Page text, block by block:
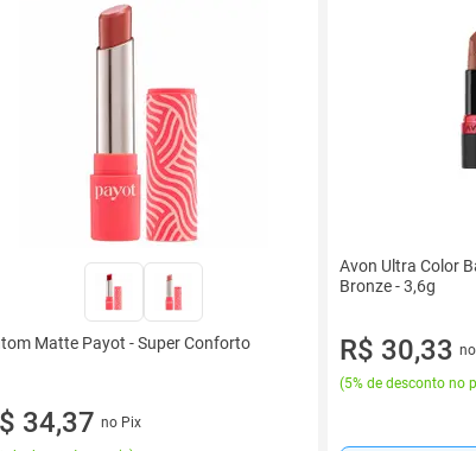
Matte Payot - Super Conforto
34,37 no Pix
Avon Ultra Color
Bronze - 3,6g
R$ 30,33
(5% de desconto no